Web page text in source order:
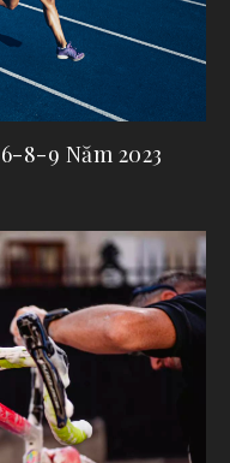
8-9 Năm 2023